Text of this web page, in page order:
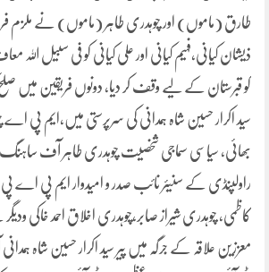
طارق (ماموں) اور چوہدری طاہر (ماموں) نے ملزم فریق
ذیشان کیانی،فہیم کیانی اور علی کیانی کو فی سبیل اللہ
کو قبرستان کے لیے وقف کر دیا، دونوں فریقین میں
سید اکرار حسین شاہ ہمدانی کی سرپرستی میں،ایم پی
بھائی، سیاسی سماجی شخصیت چوہدری طاہر آف
کاظمی، چوہدری شیراز صابر،چوہدری اخلاق احمد خاکی ودیگر
معززین علاقہ کے جرگہ میں پیر سید اکرار حسین شاہ